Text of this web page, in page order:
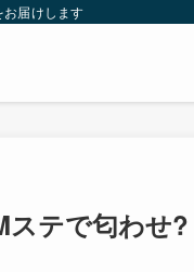
届けします
ステで匂わせ